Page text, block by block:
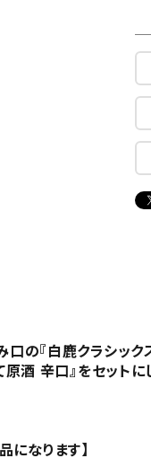
『白鹿クラシックス
辛口』をセットに
なります】